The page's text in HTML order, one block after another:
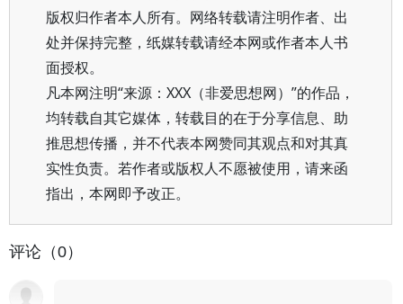
版权归作者本人所有。网络转载请注明作者、出
处并保持完整，纸媒转载请经本网或作者本人书
面授权。
凡本网注明“来源：XXX（非爱思想网）”的作品，
均转载自其它媒体，转载目的在于分享信息、助
推思想传播，并不代表本网赞同其观点和对其真
实性负责。若作者或版权人不愿被使用，请来函
指出，本网即予改正。
评论（0）